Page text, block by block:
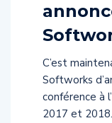
C’est
Softworks
conférence à
2017 et